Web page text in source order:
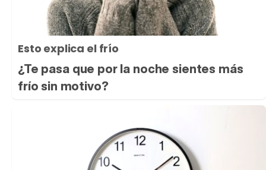
Esto explica el frío
¿Te pasa que por la noche sientes más
frío sin motivo?